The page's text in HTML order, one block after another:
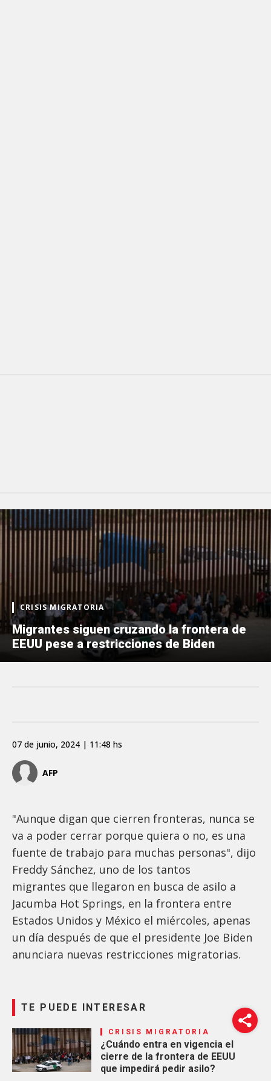
CRISIS MIGRATORIA
Migrantes siguen cruzando la frontera de
EEUU pese a restricciones de Biden
AFP
07 de junio, 2024 | 11:48 hs
"Aunque digan que cierren fronteras, nunca se
va a poder cerrar porque quiera o no, es una
fuente de trabajo para muchas personas", dijo
Freddy Sánchez, uno de los tantos
migrantes que llegaron en busca de asilo a
Jacumba Hot Springs, en la frontera entre
Estados Unidos y México el miércoles, apenas
un día después de que el presidente Joe Biden
anunciara nuevas restricciones migratorias.
TE PUEDE INTERESAR
CRISIS MIGRATORIA
¿Cuándo entra en vigencia el
cierre de la frontera de EEUU
que impedirá pedir asilo?